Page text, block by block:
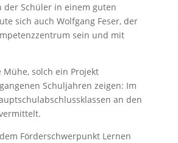
Schüler in einem guten
sich auch Wolfgang Feser, der
sein und mit
solch ein Projekt
Schuljahren zeigen: Im
an den
Förderschwerpunkt Lernen